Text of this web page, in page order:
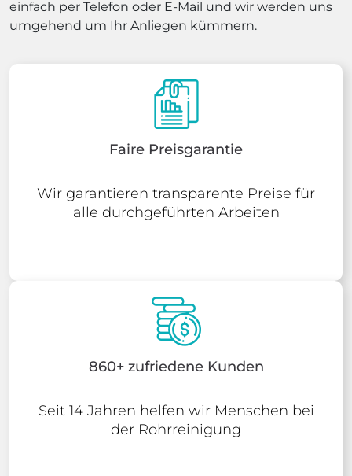
einfach per Telefon oder E-Mail und wir werden uns
umgehend um Ihr Anliegen kümmern.
Faire Preisgarantie
Wir garantieren transparente Preise für
alle durchgeführten Arbeiten
860+ zufriedene Kunden
Seit 14 Jahren helfen wir Menschen bei
der Rohrreinigung